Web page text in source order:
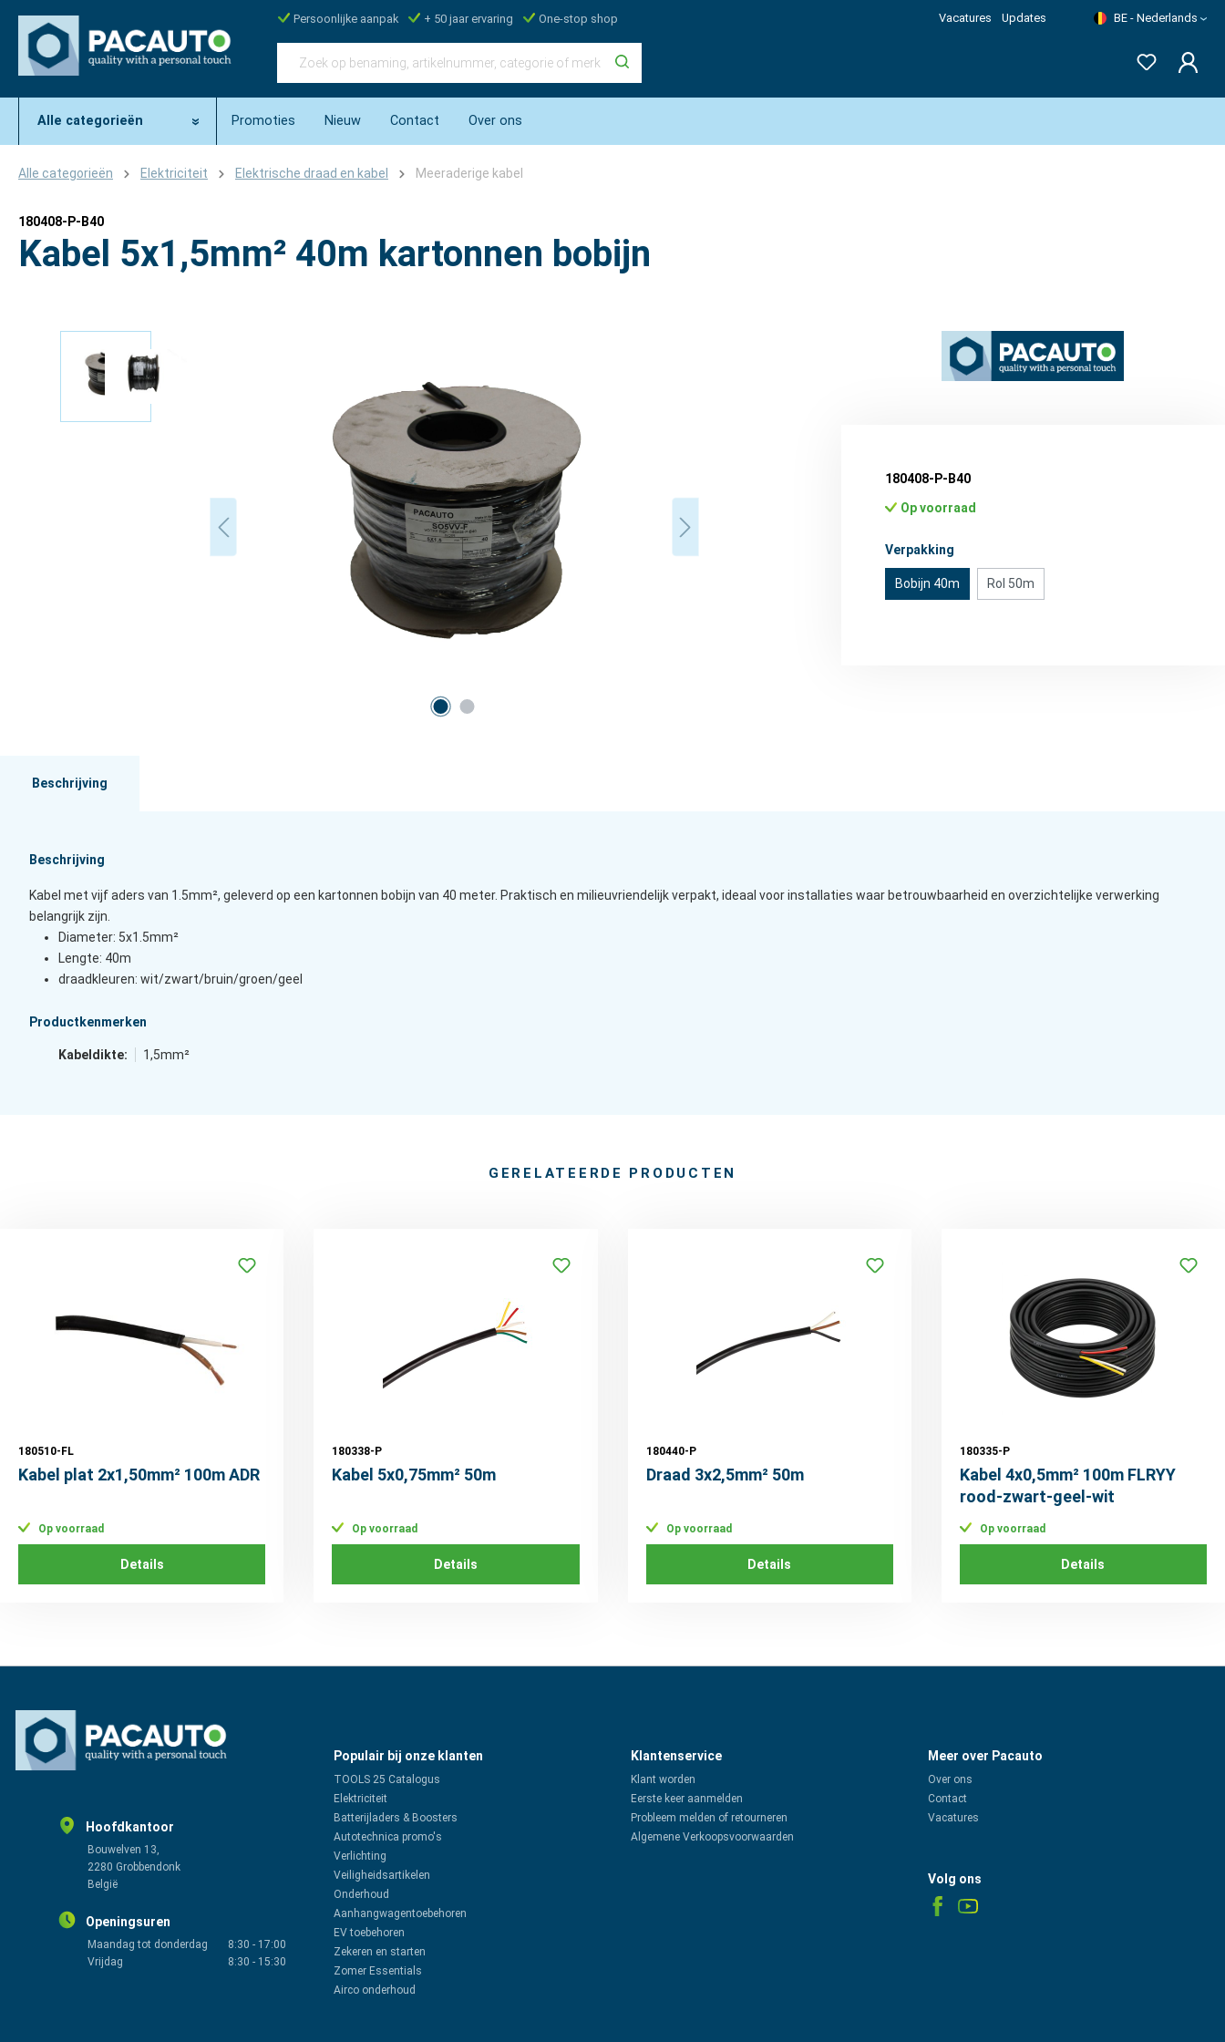
Persoonlijke aanpak + 50 jaar ervaring One-stop shop Vacatures Updates BE - Nederlands
Alle categorieën Promoties Nieuw Contact Over ons
Alle categorieën Elektriciteit Elektrische draad en kabel Meeraderige kabel
180408-P-B40
Kabel 5x1,5mm² 40m kartonnen bobijn
180408-P-B40
Op voorraad
Selecteer
Verpakking
Bobijn 40m Rol 50m
Beschrijving
Beschrijving
Kabel met vijf aders van 1.5mm², geleverd op een kartonnen bobijn van 40 meter. Praktisch en milieuvriendelijk verpakt, ideaal voor installaties waar betrouwbaarheid en overzichtelijke verwerking
belangrijk zijn.
Diameter: 5x1.5mm²
Lengte: 40m
draadkleuren: wit/zwart/bruin/groen/geel
Productkenmerken
Kabeldikte: 1,5mm²
GERELATEERDE PRODUCTEN
180510-FL
Kabel plat 2x1,50mm² 100m ADR
Op voorraad
Details
180338-P
Kabel 5x0,75mm² 50m
Op voorraad
Details
180440-P
Draad 3x2,5mm² 50m
Op voorraad
Details
180335-P
Kabel 4x0,5mm² 100m FLRYY
rood-zwart-geel-wit
Op voorraad
Details
Hoofdkantoor
Bouwelven 13,
2280 Grobbendonk
België
Openingsuren
Maandag tot donderdag 8:30 - 17:00
Vrijdag
8:30 - 15:30
Populair bij onze klanten
TOOLS 25 Catalogus
Elektriciteit
Batterijladers & Boosters
Autotechnica promo's
Verlichting
Veiligheidsartikelen
Onderhoud
Aanhangwagentoebehoren
EV toebehoren
Zekeren en starten
Zomer Essentials
Airco onderhoud
Klantenservice
Klant worden
Eerste keer aanmelden
Probleem melden of retourneren
Algemene Verkoopsvoorwaarden
Meer over Pacauto
Over ons
Contact
Vacatures
Volg ons